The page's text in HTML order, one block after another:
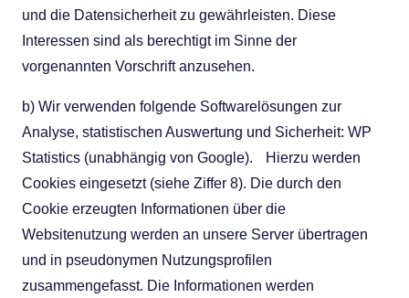
und die Datensicherheit zu gewährleisten. Diese
Interessen sind als berechtigt im Sinne der
vorgenannten Vorschrift anzusehen.
b) Wir verwenden folgende Softwarelösungen zur
Analyse, statistischen Auswertung und Sicherheit: WP
Statistics (unabhängig von Google). Hierzu werden
Cookies eingesetzt (siehe Ziffer 8). Die durch den
Cookie erzeugten Informationen über die
Websitenutzung werden an unsere Server übertragen
und in pseudonymen Nutzungsprofilen
zusammengefasst. Die Informationen werden